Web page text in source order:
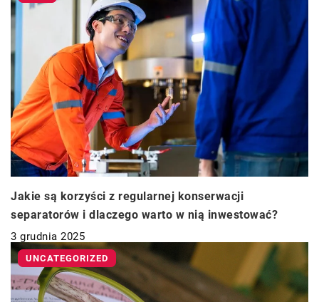
Jakie są korzyści z regularnej konserwacji
separatorów i dlaczego warto w nią inwestować?
3 grudnia 2025
UNCATEGORIZED